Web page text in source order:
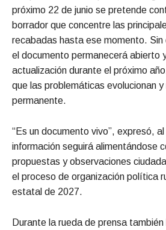
próximo 22 de junio se pretende
borrador que concentre las
recabadas hasta ese momento.
el documento permanecerá abierto
actualización durante el próximo
que las problemáticas evolucionan y
permanente.
“Es un documento vivo”, expresó,
información seguirá alimentándose
propuestas y observaciones
el proceso de organización política
estatal de 2027.
Durante la rueda de prensa